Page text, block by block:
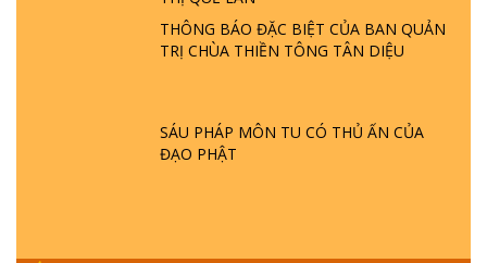
THÔNG BÁO ĐẶC BIỆT CỦA BAN QUẢN
TRỊ CHÙA THIỀN TÔNG TÂN DIỆU
SÁU PHÁP MÔN TU CÓ THỦ ẤN CỦA
ĐẠO PHẬT
- HỎA HOẠN | TTTD